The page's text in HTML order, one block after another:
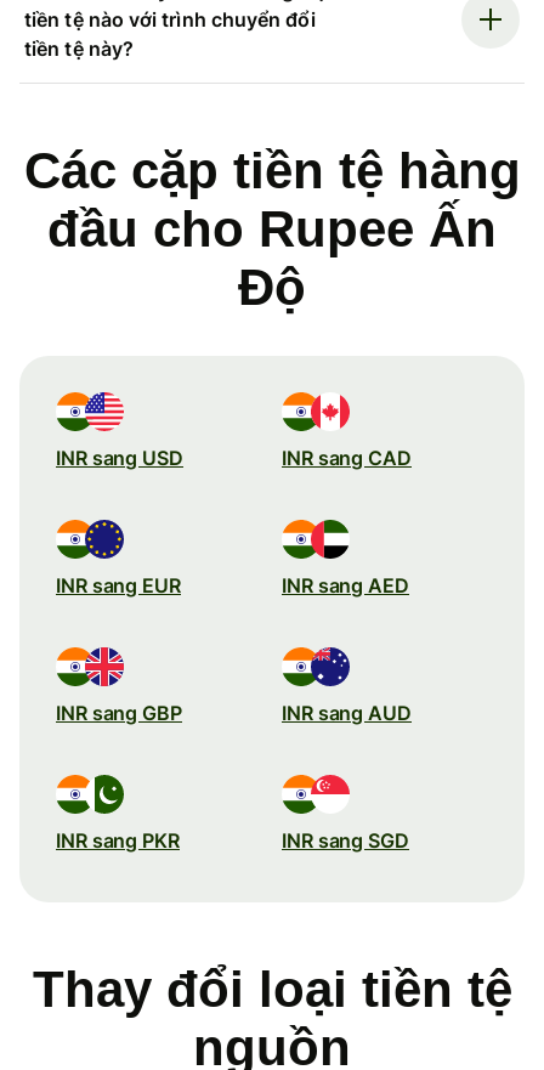
tiền tệ nào với trình chuyển đổi
tiền tệ này?
Các cặp tiền tệ hàng
đầu cho Rupee Ấn
Độ
INR sang USD INR sang CAD
INR sang EUR INR sang AED
INR sang GBP INR sang AUD
INR sang PKR INR sang SGD
Thay đổi loại tiền tệ
nguồn